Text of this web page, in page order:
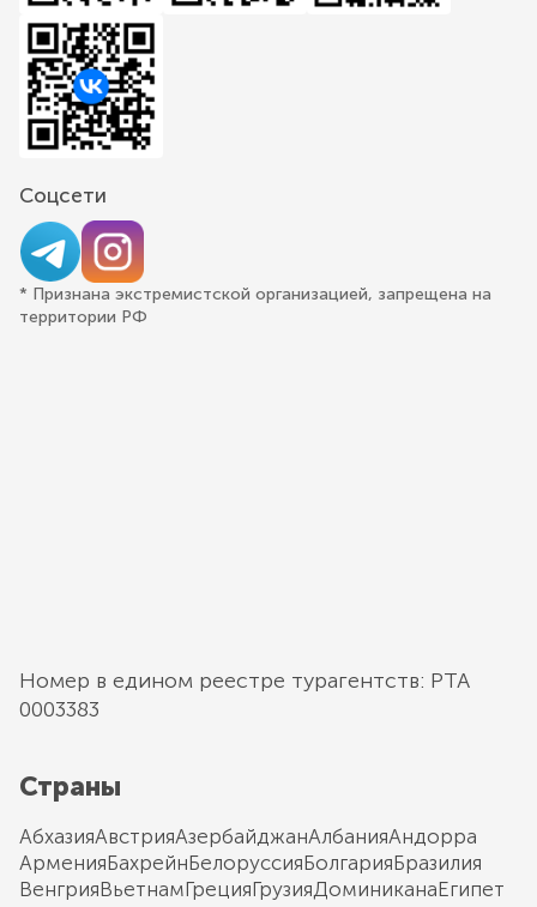
Соцсети
* Признана экстремистской организацией, запрещена на
территории РФ
Номер в едином реестре турагентств: РТА
0003383
Страны
АбхазияАвстрияАзербайджанАлбанияАндорра
АрменияБахрейнБелоруссияБолгарияБразилия
ВенгрияВьетнамГрецияГрузияДоминиканаЕгипет